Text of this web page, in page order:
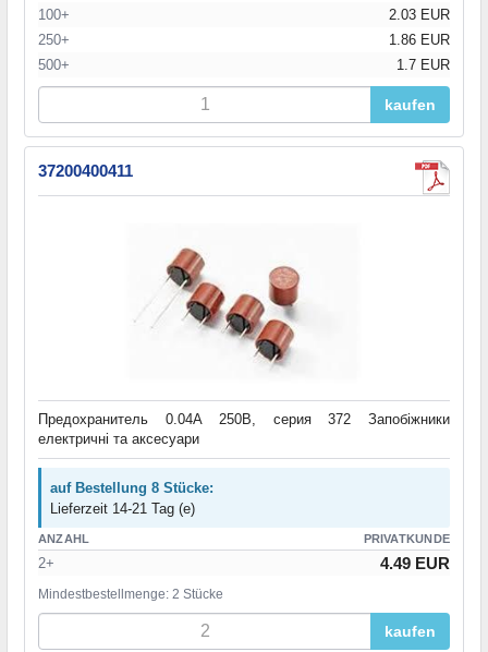
100+
2.03 EUR
250+
1.86 EUR
500+
1.7 EUR
kaufen
37200400411
Предохранитель 0.04А 250В, серия 372 Запобіжники
електричні та аксесуари
auf Bestellung 8 Stücke:
Lieferzeit 14-21 Tag (e)
ANZAHL PRIVATKUNDE
2+ 4.49 EUR
Mindestbestellmenge: 2 Stücke
kaufen